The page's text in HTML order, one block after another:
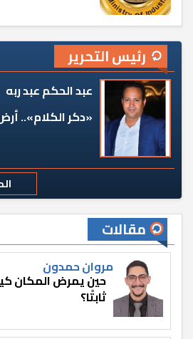
رئيس التحرير
عبد الحكم عبد ربه
«دكر الكلام»..
مقالات
مروان حمدون
حين يمرض المكان
ثابتًا؟